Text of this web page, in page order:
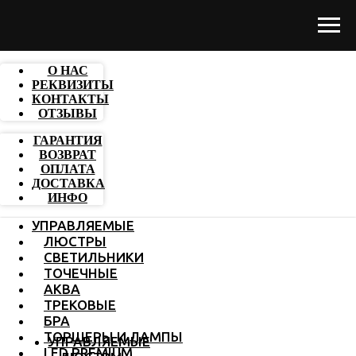
О НАС
РЕКВИЗИТЫ
КОНТАКТЫ
ОТЗЫВЫ
ГАРАНТИЯ
ВОЗВРАТ
ОПЛАТА
ДОСТАВКА
ИНФО
УПРАВЛЯЕМЫЕ
ЛЮСТРЫ
СВЕТИЛЬНИКИ
ТОЧЕЧНЫЕ
АКВА
ТРЕКОВЫЕ
БРА
ТОРШЕРЫ И ЛАМПЫ
LED PREMIUM
УПРАВЛЯЕМЫЕ